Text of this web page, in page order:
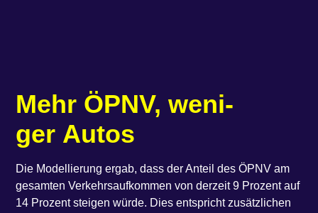
Mehr ÖPNV, weni­
ger Autos
Die Model­lie­rung ergab, dass der Anteil des ÖPNV am
gesam­ten Ver­kehrs­auf­kom­men von der­zeit 9 Pro­zent auf
14 Pro­zent stei­gen wür­de. Dies ent­spricht zusätz­li­chen